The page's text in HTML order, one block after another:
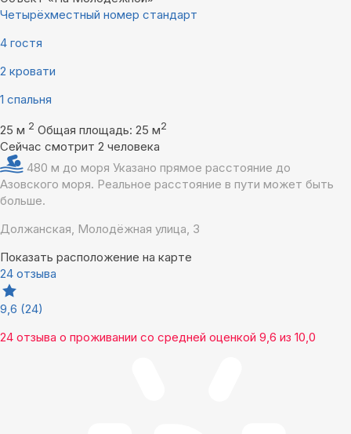
Четырёхместный номер стандарт
4 гостя
2 кровати
1 спальня
25 м 2 Общая площадь: 25 м2
Сейчас смотрит 2 человека
480 м до моря Указано прямое расстояние до
Азовского моря. Реальное расстояние в пути может быть
больше.
Должанская, Молодёжная улица, 3
Показать расположение на карте
24 отзыва
9,6 (24)
24 отзыва о проживании со средней оценкой 9,6 из 10,0